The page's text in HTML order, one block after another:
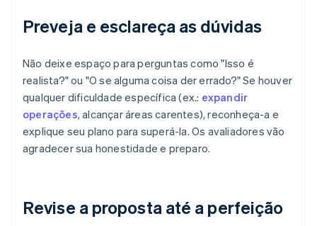
Preveja e esclareça as dúvidas
Não deixe espaço para perguntas como "Isso é
realista?" ou "O se alguma coisa der errado?" Se houver
qualquer dificuldade específica (ex.: expandir
operações, alcançar áreas carentes), reconheça-a e
explique seu plano para superá-la. Os avaliadores vão
agradecer sua honestidade e preparo.
Revise a proposta até a perfeição